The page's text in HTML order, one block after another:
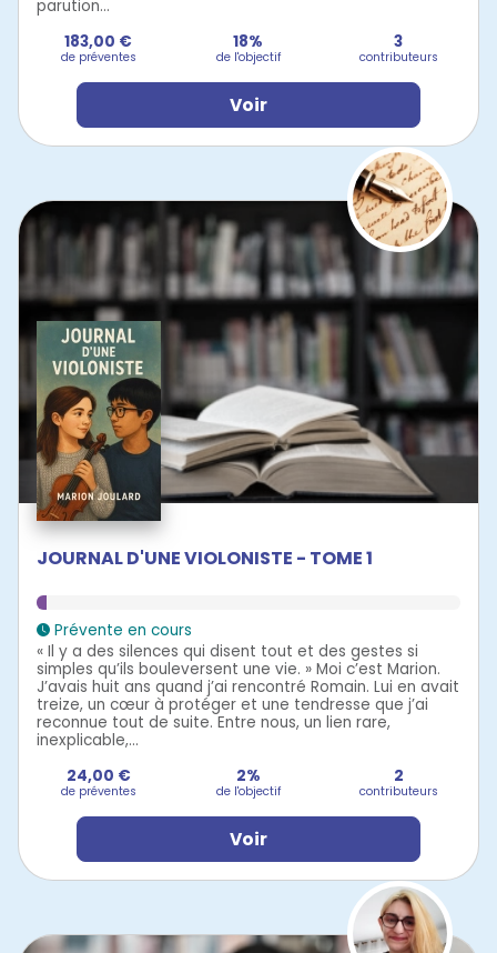
parution...
183,00 €
de préventes
18%
de l'objectif
3
contributeurs
Voir
JOURNAL D'UNE VIOLONISTE - TOME 1
Prévente en cours
« Il y a des silences qui disent tout et des gestes si
simples qu’ils bouleversent une vie. » Moi c’est Marion.
J’avais huit ans quand j’ai rencontré Romain. Lui en avait
treize, un cœur à protéger et une tendresse que j’ai
reconnue tout de suite. Entre nous, un lien rare,
inexplicable,...
24,00 €
de préventes
2%
de l'objectif
2
contributeurs
Voir